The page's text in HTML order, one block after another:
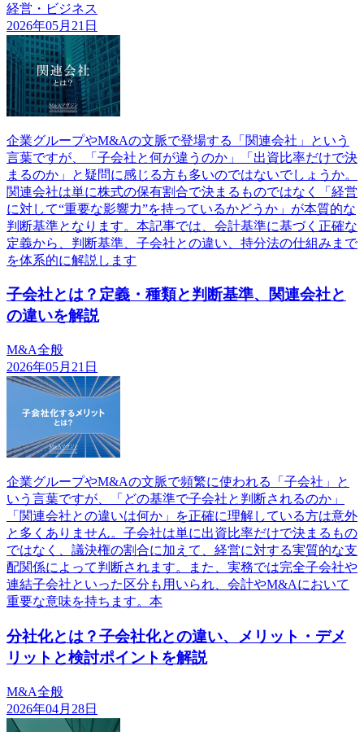
経営・ビジネス
2026年05月21日
企業グループやM&Aの文脈で登場する「関連会社」という
言葉ですが、「子会社と何が違うのか」「出資比率だけで決
まるのか」と疑問に感じる方も多いのではないでしょうか。
関連会社は単に株式の保有割合で決まるものではなく「経営
に対して“重要な影響力”を持っているかどうか」が本質的な
判断基準となります。本記事では、会計基準に基づく正確な
定義から、判断基準、子会社との違い、持分法の仕組みまで
を体系的に解説します
子会社とは？定義・種類と判断基準、関連会社と
の違いを解説
M&A全般
2026年05月21日
企業グループやM&Aの文脈で頻繁に使われる「子会社」と
いう言葉ですが、「どの基準で子会社と判断されるのか」
「関連会社との違いは何か」を正確に理解している方は意外
と多くありません。子会社は単に出資比率だけで決まるもの
ではなく、議決権の割合に加えて、経営に対する実質的な支
配関係によって判断されます。また、実務では完全子会社や
連結子会社といった区分も用いられ、会計やM&Aにおいて
重要な意味を持ちます。本
分社化とは？子会社化との違い、メリット・デメ
リットと検討ポイントを解説
M&A全般
2026年04月28日